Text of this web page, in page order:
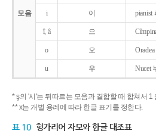
모음 i 이 pianist
î, â 으
o 오
u 우 Nucet
* ş의 '시'는 뒤따르는 모음과 결합할 때 합쳐서 1
** x는 개별 용례에 따라 한글 표기를 정한다.
표 10 헝가리어 자모와 한글 대조표